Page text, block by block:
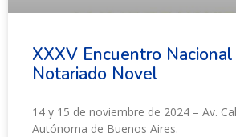
XXXV Encuentro
Notariado Novel
14 y 15 de noviembre de 2024 – Av.
Autónoma de Buenos Aires.